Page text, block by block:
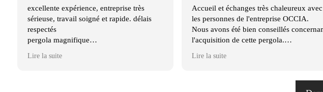
excellente expérience, entreprise très
sérieuse, travail soigné et rapide. délais
respectés
pergola magnifique
Lire la suite
Accueil et échanges très chaleureux avec
les personnes de l'entreprise OCCIA.
Nous avons été bien conseillés
l'acquisition de cette pergola.
Lire la suite